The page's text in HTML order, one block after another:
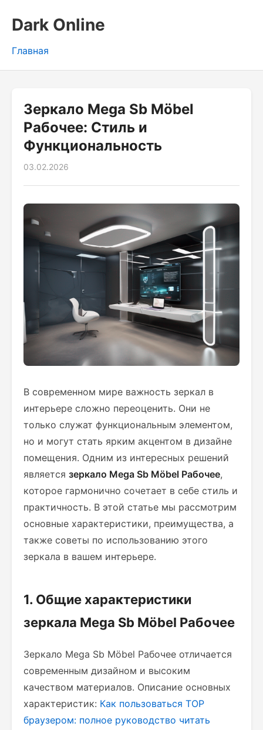
Dark Online
Главная
Зеркало Mega Sb Möbel
Рабочее: Стиль и
Функциональность
03.02.2026
В современном мире важность зеркал в
интерьере сложно переоценить. Они не
только служат функциональным элементом,
но и могут стать ярким акцентом в дизайне
помещения. Одним из интересных решений
является зеркало Mega Sb Möbel Рабочее,
которое гармонично сочетает в себе стиль и
практичность. В этой статье мы рассмотрим
основные характеристики, преимущества, а
также советы по использованию этого
зеркала в вашем интерьере.
1. Общие характеристики
зеркала Mega Sb Möbel Рабочее
Зеркало Mega Sb Möbel Рабочее отличается
современным дизайном и высоким
качеством материалов. Описание основных
характеристик: Как пользоваться ТОР
браузером: полное руководство читать